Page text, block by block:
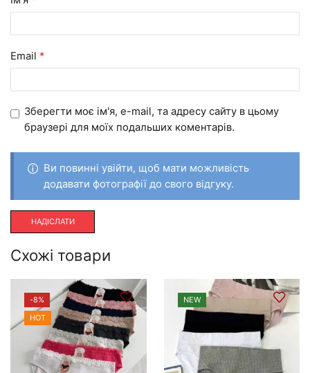
Email *
Зберегти моє ім'я, e-mail, та адресу сайту в цьому
браузері для моїх подальших коментарів.
Ви повинні увійти, щоб мати можливість
додавати фотографії до свого відгуку.
Схожі товари
-8%
HOT
NEW